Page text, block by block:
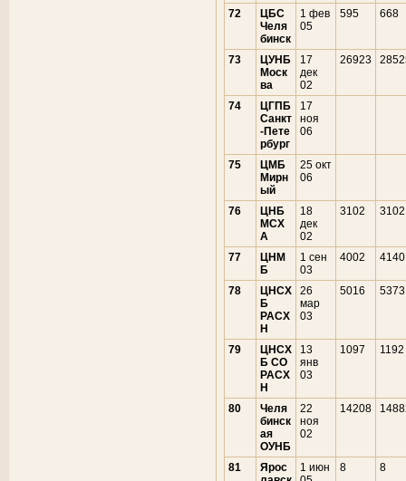
72
ЦБС
Челя
бинск
1 фев
05
595 668
73
ЦУНБ
Моск
ва
17
дек
02
26923
74
ЦГПБ
Санкт
-Пете
рбург
17
ноя
06
75
ЦМБ
Мирн
ый
25 окт
06
76
ЦНБ
МСХ
А
18
дек
02
3102 3102
77
ЦНМ
Б
1 сен
03
4002 4140
78
ЦНСХ
Б
РАСХ
Н
26
мар
03
5016 5373
79
ЦНСХ
Б СО
РАСХ
Н
13
янв
03
1097 1192
80
Челя
бинск
ая
ОУНБ
22
ноя
02
14208
81
Ярос
1 июн
8 8